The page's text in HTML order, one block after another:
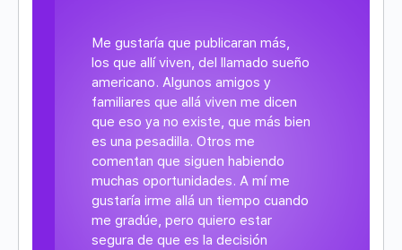
Me gustaría que publicaran más,
los que allí viven, del llamado sueño
americano. Algunos amigos y
familiares que allá viven me dicen
que eso ya no existe, que más bien
es una pesadilla. Otros me
comentan que siguen habiendo
muchas oportunidades. A mí me
gustaría irme allá un tiempo cuando
me gradúe, pero quiero estar
segura de que es la decisión